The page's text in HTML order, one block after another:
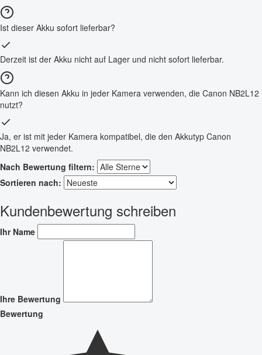
Ist dieser Akku sofort lieferbar?
Derzeit ist der Akku nicht auf Lager und nicht sofort lieferbar.
Kann ich diesen Akku in jeder Kamera verwenden, die Canon NB2L12
nutzt?
Ja, er ist mit jeder Kamera kompatibel, die den Akkutyp Canon
NB2L12 verwendet.
Nach Bewertung filtern:
Sortieren nach:
Kundenbewertung schreiben
Ihr Name
Ihre Bewertung
Bewertung